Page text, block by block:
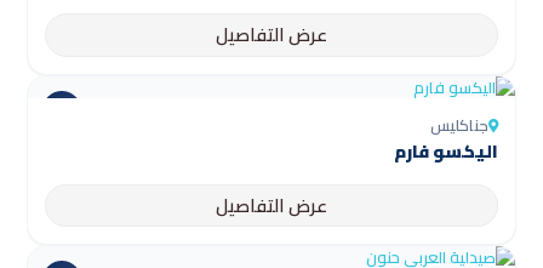
عرض التفاصيل
جناكليس
اليكسو فارم
عرض التفاصيل